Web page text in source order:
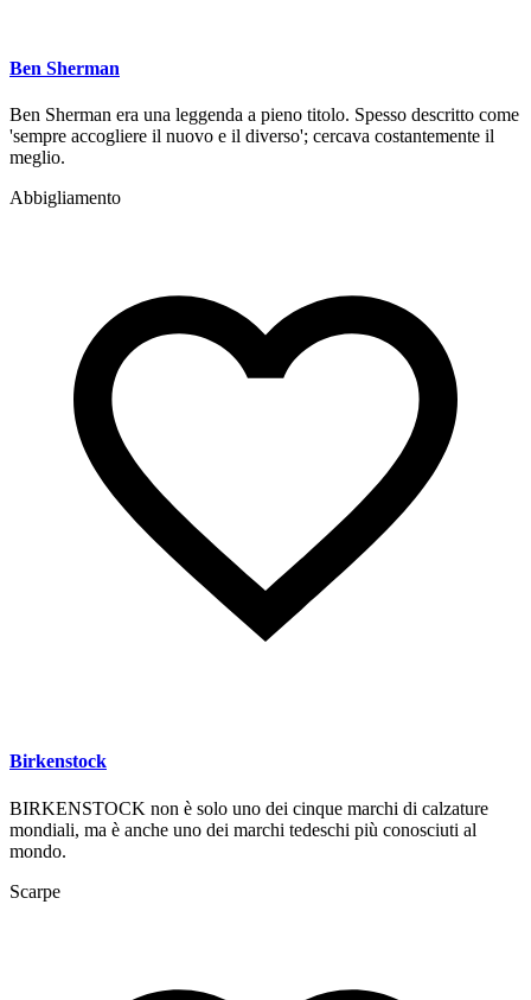
Ben Sherman
Ben Sherman era una leggenda a pieno titolo. Spesso descritto come
'sempre accogliere il nuovo e il diverso'; cercava costantemente il
meglio.
Abbigliamento
Birkenstock
BIRKENSTOCK non è solo uno dei cinque marchi di calzature
mondiali, ma è anche uno dei marchi tedeschi più conosciuti al
mondo.
Scarpe